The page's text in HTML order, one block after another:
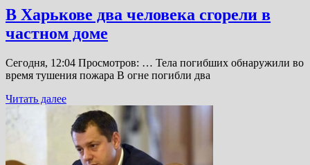
В Харькове два человека сгорели в
частном доме
Сегодня, 12:04 Просмотров: … Тела погибших обнаружили во
время тушения пожара В огне погибли два
Читать далее